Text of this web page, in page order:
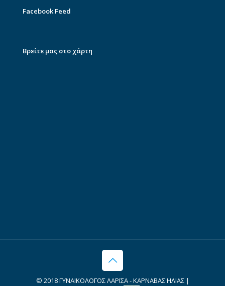
Facebook Feed
Βρείτε μας στο χάρτη
© 2018 ΓΥΝΑΙΚΟΛΟΓΟΣ ΛΑΡΙΣΑ - ΚΑΡΝΑΒΑΣ ΗΛΙΑΣ |